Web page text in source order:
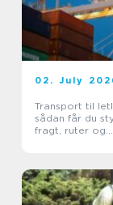
02. July
Transport til
sådan får du
fragt, ruter og